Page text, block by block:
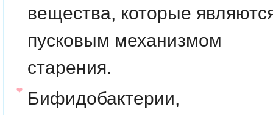
вещества, которые
пусковым механизмом
старения.
Бифидобактерии,